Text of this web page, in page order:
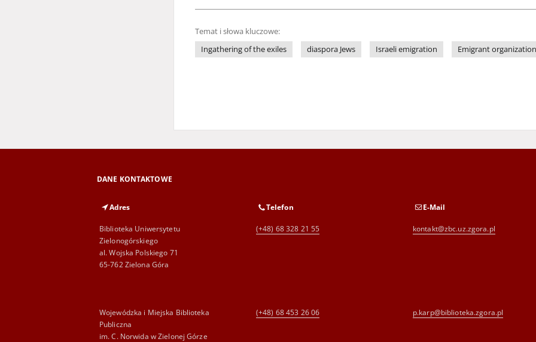
Temat i słowa kluczowe:
Ingathering of the exiles
diaspora Jews Israeli emigration Emigrant
DANE KONTAKTOWE
Adres
Biblioteka Uniwersytetu
Zielonogórskiego
al. Wojska Polskiego 71
65-762 Zielona Góra
Telefon
(+48) 68 328 21 55
E-Mail
kontakt@zbc.uz.zgora.pl
Wojewódzka i Miejska Biblioteka
Publiczna
im. C. Norwida w Zielonej Górze
(+48) 68 453 26 06 p.karp@biblioteka.zgora.pl